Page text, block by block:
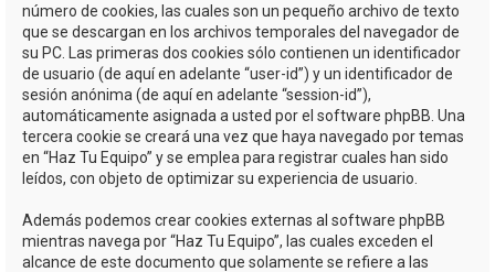
número de cookies, las cuales son un pequeño archivo de texto
que se descargan en los archivos temporales del navegador de
su PC. Las primeras dos cookies sólo contienen un identificador
de usuario (de aquí en adelante “user-id”) y un identificador de
sesión anónima (de aquí en adelante “session-id”),
automáticamente asignada a usted por el software phpBB. Una
tercera cookie se creará una vez que haya navegado por temas
en “Haz Tu Equipo” y se emplea para registrar cuales han sido
leídos, con objeto de optimizar su experiencia de usuario.
Además podemos crear cookies externas al software phpBB
mientras navega por “Haz Tu Equipo”, las cuales exceden el
alcance de este documento que solamente se refiere a las